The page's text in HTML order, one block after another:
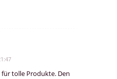
für tolle Produkte. Den